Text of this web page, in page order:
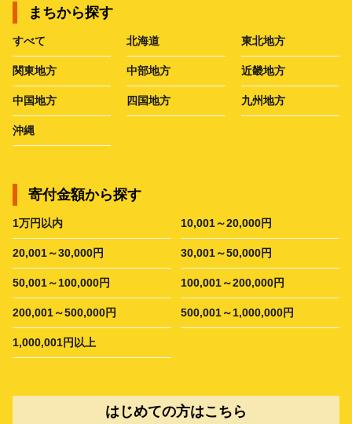
まちから探す
すべて 北海道 東北地方
関東地方 中部地方 近畿地方
中国地方 四国地方 九州地方
沖縄
寄付金額から探す
1万円以内 10,001～20,000円
20,001～30,000円 30,001～50,000円
50,001～100,000円 100,001～200,000円
200,001～500,000円 500,001～1,000,000円
1,000,001円以上
はじめての方はこちら